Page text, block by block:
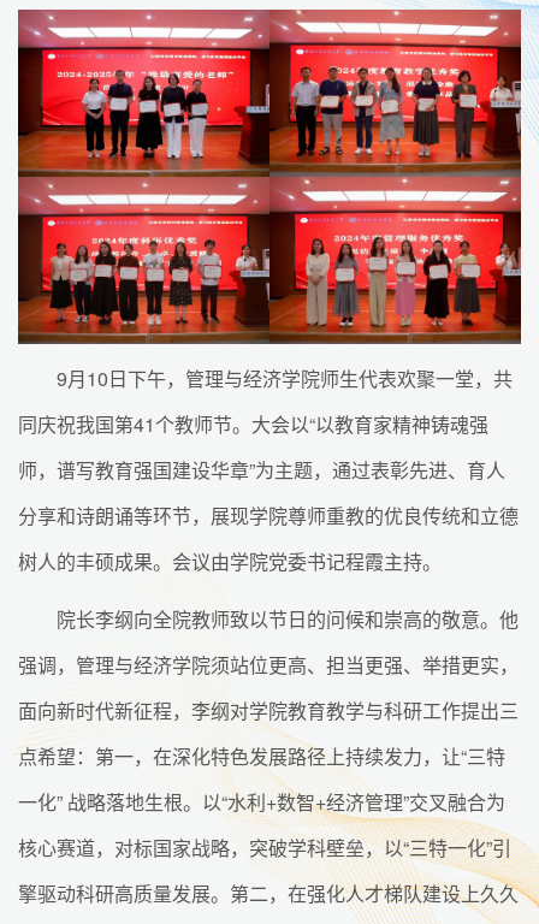
9月10日下午，管理与经济学院师生代表欢聚一堂，共
同庆祝我国第41个教师节。大会以“以教育家精神铸魂强
师，谱写教育强国建设华章”为主题，通过表彰先进、育人
分享和诗朗诵等环节，展现学院尊师重教的优良传统和立德
树人的丰硕成果。会议由学院党委书记程霞主持。
院长李纲向全院教师致以节日的问候和崇高的敬意。他
强调，管理与经济学院须站位更高、担当更强、举措更实，
面向新时代新征程，李纲对学院教育教学与科研工作提出三
点希望：第一，在深化特色发展路径上持续发力，让“三特
一化” 战略落地生根。以“水利+数智+经济管理”交叉融合为
核心赛道，对标国家战略，突破学科壁垒，以“三特一化”引
擎驱动科研高质量发展。第二，在强化人才梯队建设上久久